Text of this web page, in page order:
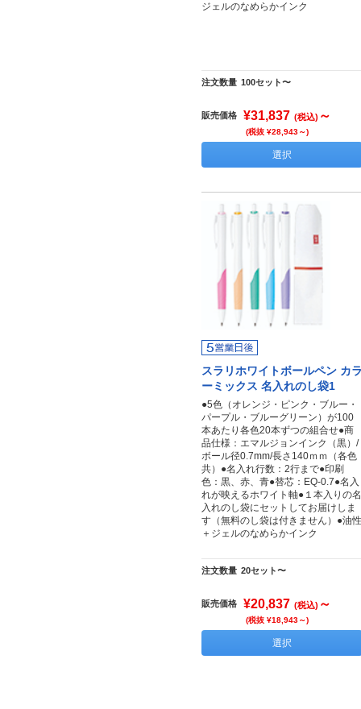
ジェルのなめらかインク
注文数量 100セット〜
販売価格 ¥31,837 (税込) ～
(税抜 ¥28,943～)
選択
スラリホワイトボールペン カ
ーミックス 名入れのし袋1
●5色（オレンジ・ピンク・ブルー・
パープル・ブルーグリーン）が100
本あたり各色20本ずつの組合せ●商
品仕様：エマルジョンインク（黒）/
ボール径0.7mm/長さ140ｍｍ（各色
共）●名入れ行数：2行まで●印刷
色：黒、赤、青●替芯：EQ-0.7●名入
れが映えるホワイト軸●１本入りの名
入れのし袋にセットしてお届けしま
す（無料のし袋は付きません）●油性
＋ジェルのなめらかインク
注文数量 20セット〜
販売価格 ¥20,837 (税込) ～
(税抜 ¥18,943～)
選択